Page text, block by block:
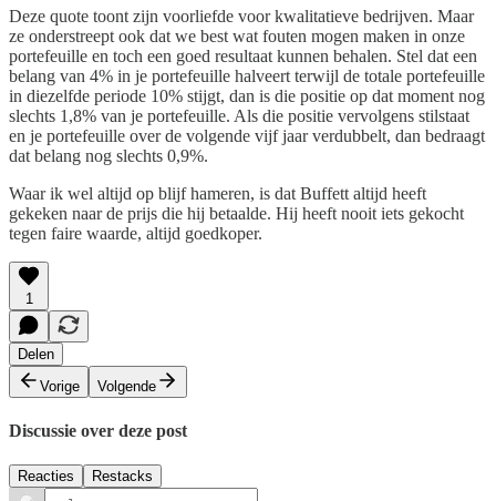
Deze quote toont zijn voorliefde voor kwalitatieve bedrijven. Maar
ze onderstreept ook dat we best wat fouten mogen maken in onze
portefeuille en toch een goed resultaat kunnen behalen. Stel dat een
belang van 4% in je portefeuille halveert terwijl de totale portefeuille
in diezelfde periode 10% stijgt, dan is die positie op dat moment nog
slechts 1,8% van je portefeuille. Als die positie vervolgens stilstaat
en je portefeuille over de volgende vijf jaar verdubbelt, dan bedraagt
dat belang nog slechts 0,9%.
Waar ik wel altijd op blijf hameren, is dat Buffett altijd heeft
gekeken naar de prijs die hij betaalde. Hij heeft nooit iets gekocht
tegen faire waarde, altijd goedkoper.
1
Delen
Vorige
Volgende
Discussie over deze post
Reacties Restacks